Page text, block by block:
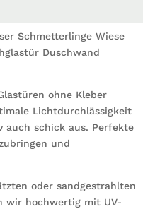
Schmetterlinge Wiese
Duschwand
ohne Kleber
Lichtdurchlässigkeit
auch schick aus. Perfekte
und
oder sandgestrahlten
wir hochwertig mit UV-